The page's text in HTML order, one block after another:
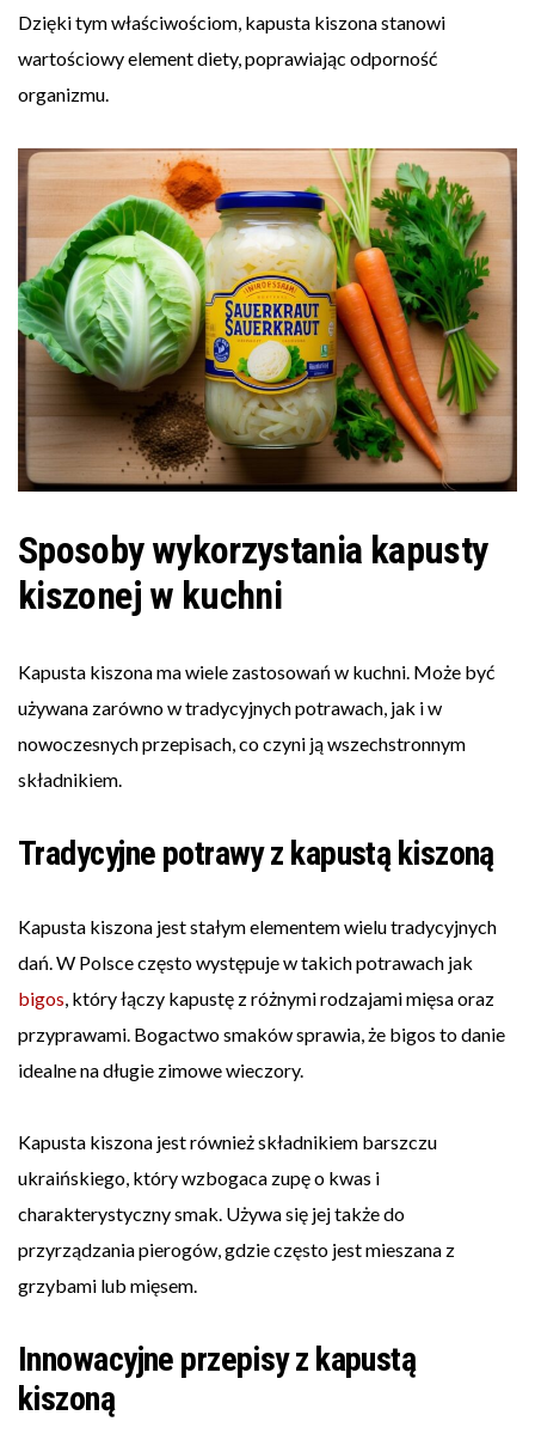
Dzięki tym właściwościom, kapusta kiszona stanowi
wartościowy element diety, poprawiając odporność
organizmu.
Sposoby wykorzystania kapusty
kiszonej w kuchni
Kapusta kiszona ma wiele zastosowań w kuchni. Może być
używana zarówno w tradycyjnych potrawach, jak i w
nowoczesnych przepisach, co czyni ją wszechstronnym
składnikiem.
Tradycyjne potrawy z kapustą kiszoną
Kapusta kiszona jest stałym elementem wielu tradycyjnych
dań. W Polsce często występuje w takich potrawach jak
bigos, który łączy kapustę z różnymi rodzajami mięsa oraz
przyprawami. Bogactwo smaków sprawia, że bigos to danie
idealne na długie zimowe wieczory.
Kapusta kiszona jest również składnikiem barszczu
ukraińskiego, który wzbogaca zupę o kwas i
charakterystyczny smak. Używa się jej także do
przyrządzania pierogów, gdzie często jest mieszana z
grzybami lub mięsem.
Innowacyjne przepisy z kapustą
kiszoną